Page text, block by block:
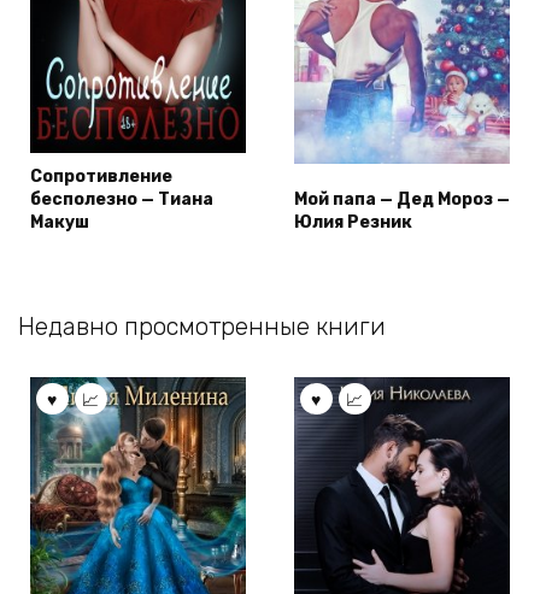
Сопротивление
бесполезно — Тиана
Макуш
Мой папа — Дед Мороз —
Юлия Резник
Недавно просмотренные книги